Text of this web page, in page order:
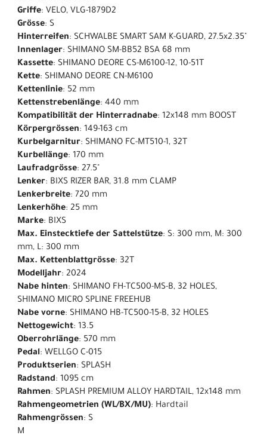
Griffe: VELO, VLG-1879D2
Grösse: S
Hinterreifen: SCHWALBE SMART SAM K-GUARD, 27.5x2.35"
Innenlager: SHIMANO SM-BB52 BSA 68 mm
Kassette: SHIMANO DEORE CS-M6100-12, 10-51T
Kette: SHIMANO DEORE CN-M6100
Kettenlinie: 52 mm
Kettenstrebenlänge: 440 mm
Kompatibilität der Hinterradnabe: 12x148 mm BOOST
Körpergrössen: 149-163 cm
Kurbelgarnitur: SHIMANO FC-MT510-1, 32T
Kurbellänge: 170 mm
Laufradgrösse: 27.5"
Lenker: BIXS RIZER BAR, 31.8 mm CLAMP
Lenkerbreite: 720 mm
Lenkerhöhe: 25 mm
Marke: BIXS
Max. Einstecktiefe der Sattelstütze: S: 300 mm, M: 300
mm, L: 300 mm
Max. Kettenblattgrösse: 32T
Modelljahr: 2024
Nabe hinten: SHIMANO FH-TC500-MS-B, 32 HOLES,
SHIMANO MICRO SPLINE FREEHUB
Nabe vorne: SHIMANO HB-TC500-15-B, 32 HOLES
Nettogewicht: 13.5
Oberrohrlänge: 570 mm
Pedal: WELLGO C-015
Produktserien: SPLASH
Radstand: 1095 cm
Rahmen: SPLASH PREMIUM ALLOY HARDTAIL, 12x148 mm
Rahmengeometrien (WL/BX/MU): Hardtail
Rahmengrössen: S
M